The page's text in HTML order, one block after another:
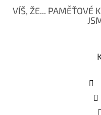
VÍŠ, ŽE... PAMĚŤOVÉ